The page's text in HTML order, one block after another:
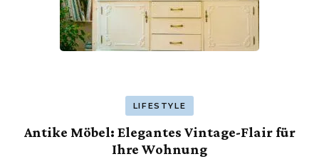
LIFESTYLE
Antike Möbel: Elegantes Vintage-Flair für
Ihre Wohnung